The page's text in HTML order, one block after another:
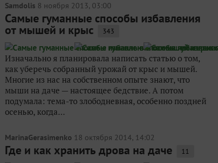
Samdolis 8 ноября 2013, 03:00
Самые гуманные способы избавления
от мышей и крыс 343
Изначально я планировала написать статью о том,
как уберечь собранный урожай от крыс и мышей.
Многие из нас на собственном опыте знают, что
мыши на даче — настоящее бедствие. А потом
подумала: тема-то злободневная, особенно поздней
осенью, когда...
MarinaGerasimenko 18 октября 2014, 14:02
Где и как хранить дрова на даче 11